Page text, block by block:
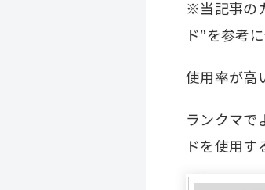
※当記事の
ド”を参考
使用率が高
ランクマで
ドを使用す